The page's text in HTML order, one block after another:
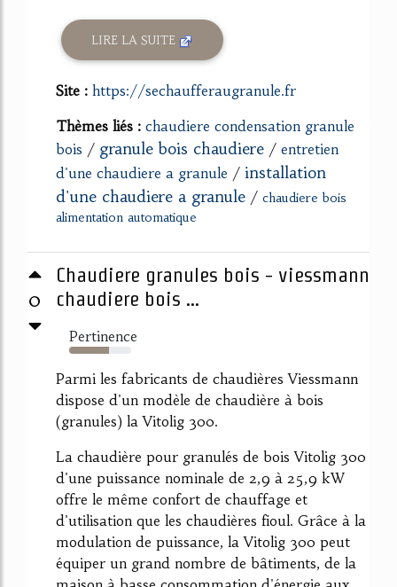
LIRE LA SUITE
Site : https://sechaufferaugranule.fr
Thèmes liés : chaudiere condensation granule
bois / granule bois chaudiere / entretien
d'une chaudiere a granule / installation
d'une chaudiere a granule / chaudiere bois
alimentation automatique
0
Chaudiere granules bois - viessmann
chaudiere bois ...
Pertinence
64%
Parmi les fabricants de chaudières Viessmann
dispose d'un modèle de chaudière à bois
(granules) la Vitolig 300.
La chaudière pour granulés de bois Vitolig 300
d'une puissance nominale de 2,9 à 25,9 kW
offre le même confort de chauffage et
d'utilisation que les chaudières fioul. Grâce à la
modulation de puissance, la Vitolig 300 peut
équiper un grand nombre de bâtiments, de la